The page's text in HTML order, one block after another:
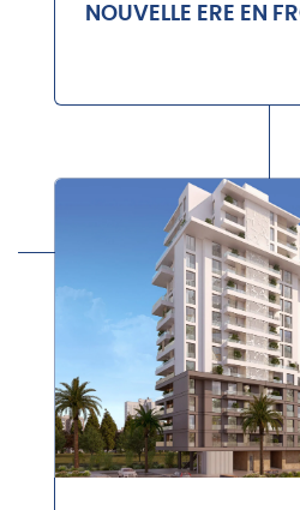
NOUVELLE ERE EN